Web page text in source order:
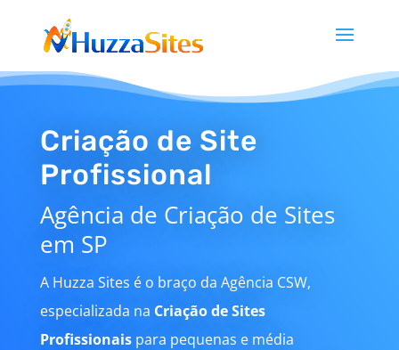
Criação de Site
Profissional
Agência de Criação de Sites
em SP
A Huzza Sites é o braço da Agência CSW,
especializada na Criação de Sites
Profissionaispara pequenas e média